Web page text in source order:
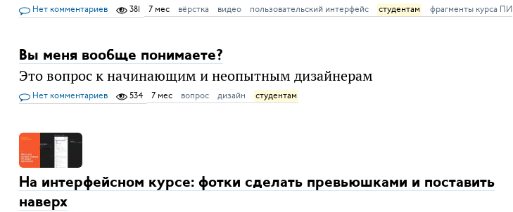
Нет комментариев 381 7 мес вёрстка видео пользовательский интерфейс студентам фрагменты курса ПИ
Вы меня вообще понимаете?
Это вопрос к начинающим и неопытным дизайнерам
Нет комментариев 534 7 мес вопрос дизайн студентам
На интерфейсном курсе: фотки сделать превьюшками и поставить
наверх